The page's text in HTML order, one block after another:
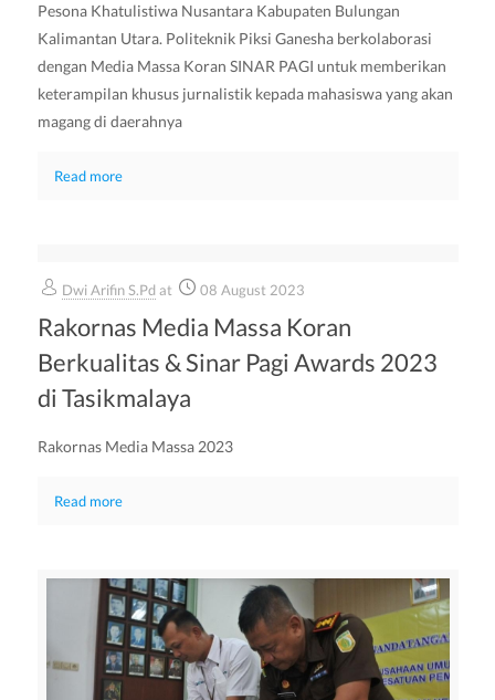
Pesona Khatulistiwa Nusantara Kabupaten Bulungan
Kalimantan Utara. Politeknik Piksi Ganesha berkolaborasi
dengan Media Massa Koran SINAR PAGI untuk memberikan
keterampilan khusus jurnalistik kepada mahasiswa yang akan
magang di daerahnya
Read more
Dwi Arifin S.Pd at 08 August 2023
Rakornas Media Massa Koran
Berkualitas & Sinar Pagi Awards 2023
di Tasikmalaya
Rakornas Media Massa 2023
Read more